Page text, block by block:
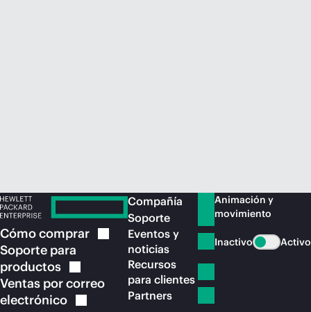
Cómocomprar
Soporte para
productos
Ventas por correo
electrónico
Compañía
Soporte
Eventos y
noticias
Recursos
para clientes
Partners
Animación y
movimiento
Inactivo Activo